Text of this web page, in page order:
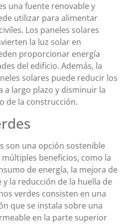
una fuente renovable y
utilizar para alimentar
Los paneles solares
la luz solar en
proporcionar energía
del edificio. Además, la
solares puede reducir los
a largo plazo y disminuir la
de la construcción.
son una opción sostenible
beneficios, como la
de energía, la mejora de
y la reducción de la huella de
verdes consisten en una
que se instala sobre una
en la parte superior